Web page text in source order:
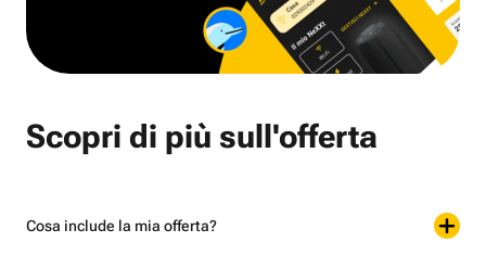
Scopri di più sull'offerta
Cosa include la mia offerta?